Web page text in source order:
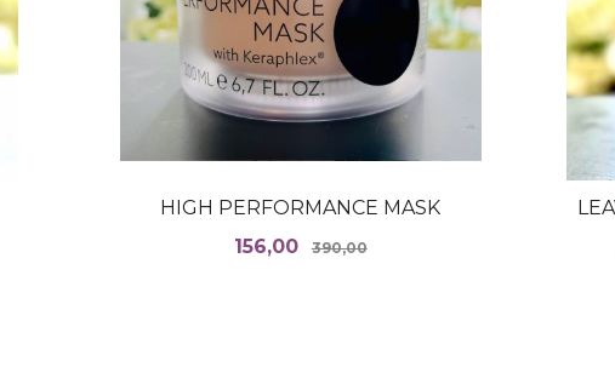
HIGH PERFORMANCE MASK
Tilbud
156,00 390,00Rabatt